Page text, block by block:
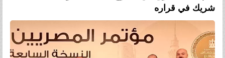
شريك في قراره